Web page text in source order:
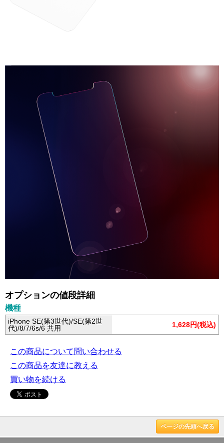
オプションの値段詳細
機種
iPhone SE(第3世代)/SE(第2世
代)/8/7/6s/6 共用
1,628円(税込)
この商品について問い合わせる
この商品を友達に教える
買い物を続ける
ページの先頭へ戻る